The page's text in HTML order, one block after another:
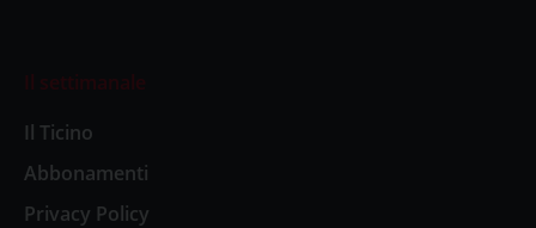
Il settimanale
Il Ticino
Abbonamenti
Privacy Policy